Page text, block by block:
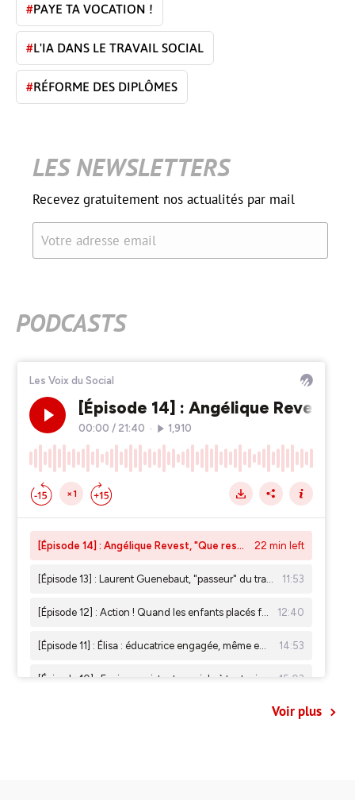
#PAYE TA VOCATION !
#L'IA DANS LE TRAVAIL SOCIAL
#RÉFORME DES DIPLÔMES
LES NEWSLETTERS
Recevez gratuitement nos actualités par mail
Votre adresse email
PODCASTS
Voir plus